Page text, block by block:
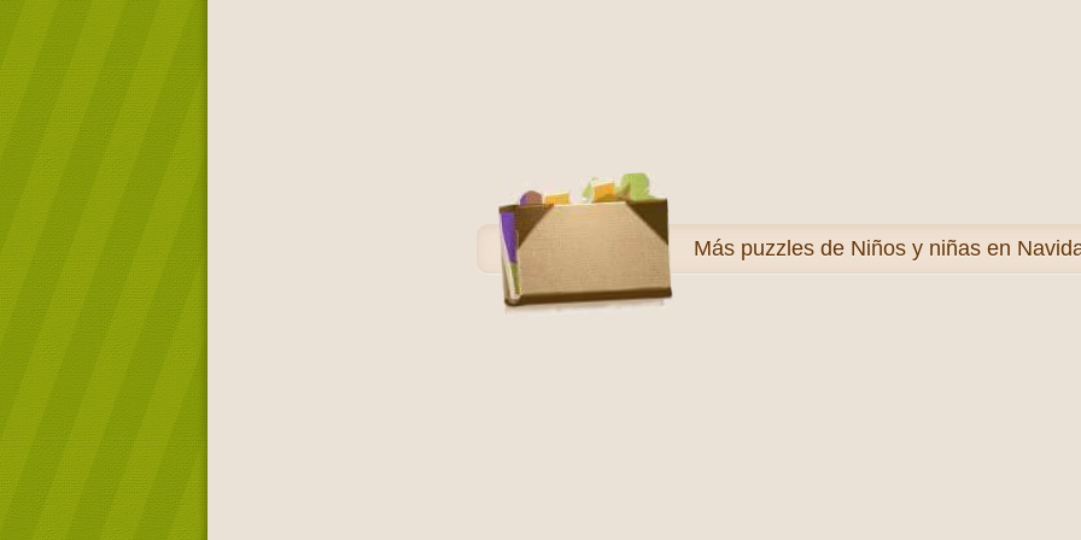
Más puzzles de Niños y niñas en